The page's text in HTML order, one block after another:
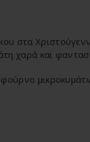
στα
χαρά και